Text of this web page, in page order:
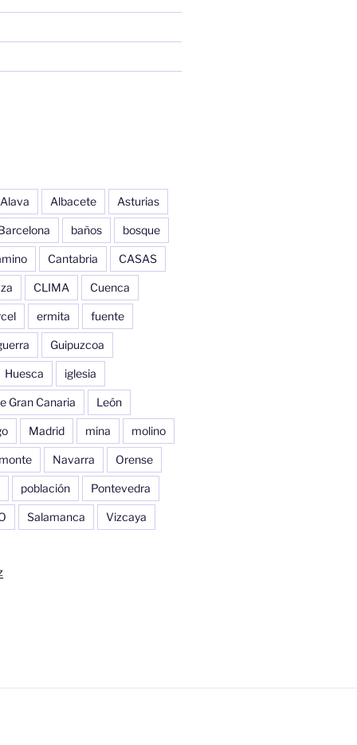
Alava Albacete Asturias
baños bosque
Cantabria CASAS
CLIMA Cuenca
ermita fuente
Guipuzcoa
Huesca iglesia
Gran Canaria León
Madrid mina molino
monte Navarra Orense
población Pontevedra
Salamanca Vizcaya